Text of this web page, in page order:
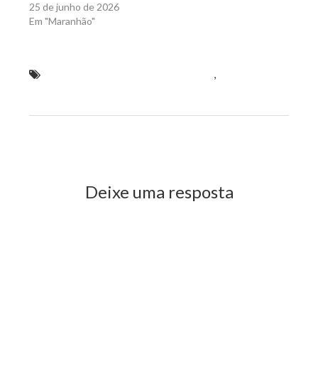
25 de junho de 2026
Em "Maranhão"
,
Deixe uma resposta